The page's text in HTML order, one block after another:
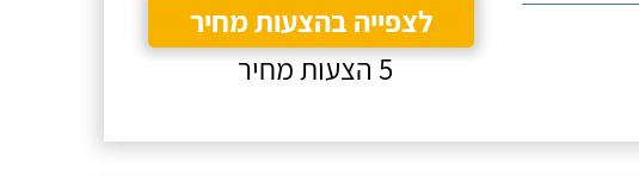
לצפייה בהצעות מחיר
5 הצעות מחיר